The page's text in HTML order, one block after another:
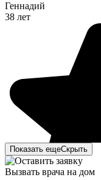
Геннадий
38 лет
Показать ещеСкрыть
Вызвать врача на дом